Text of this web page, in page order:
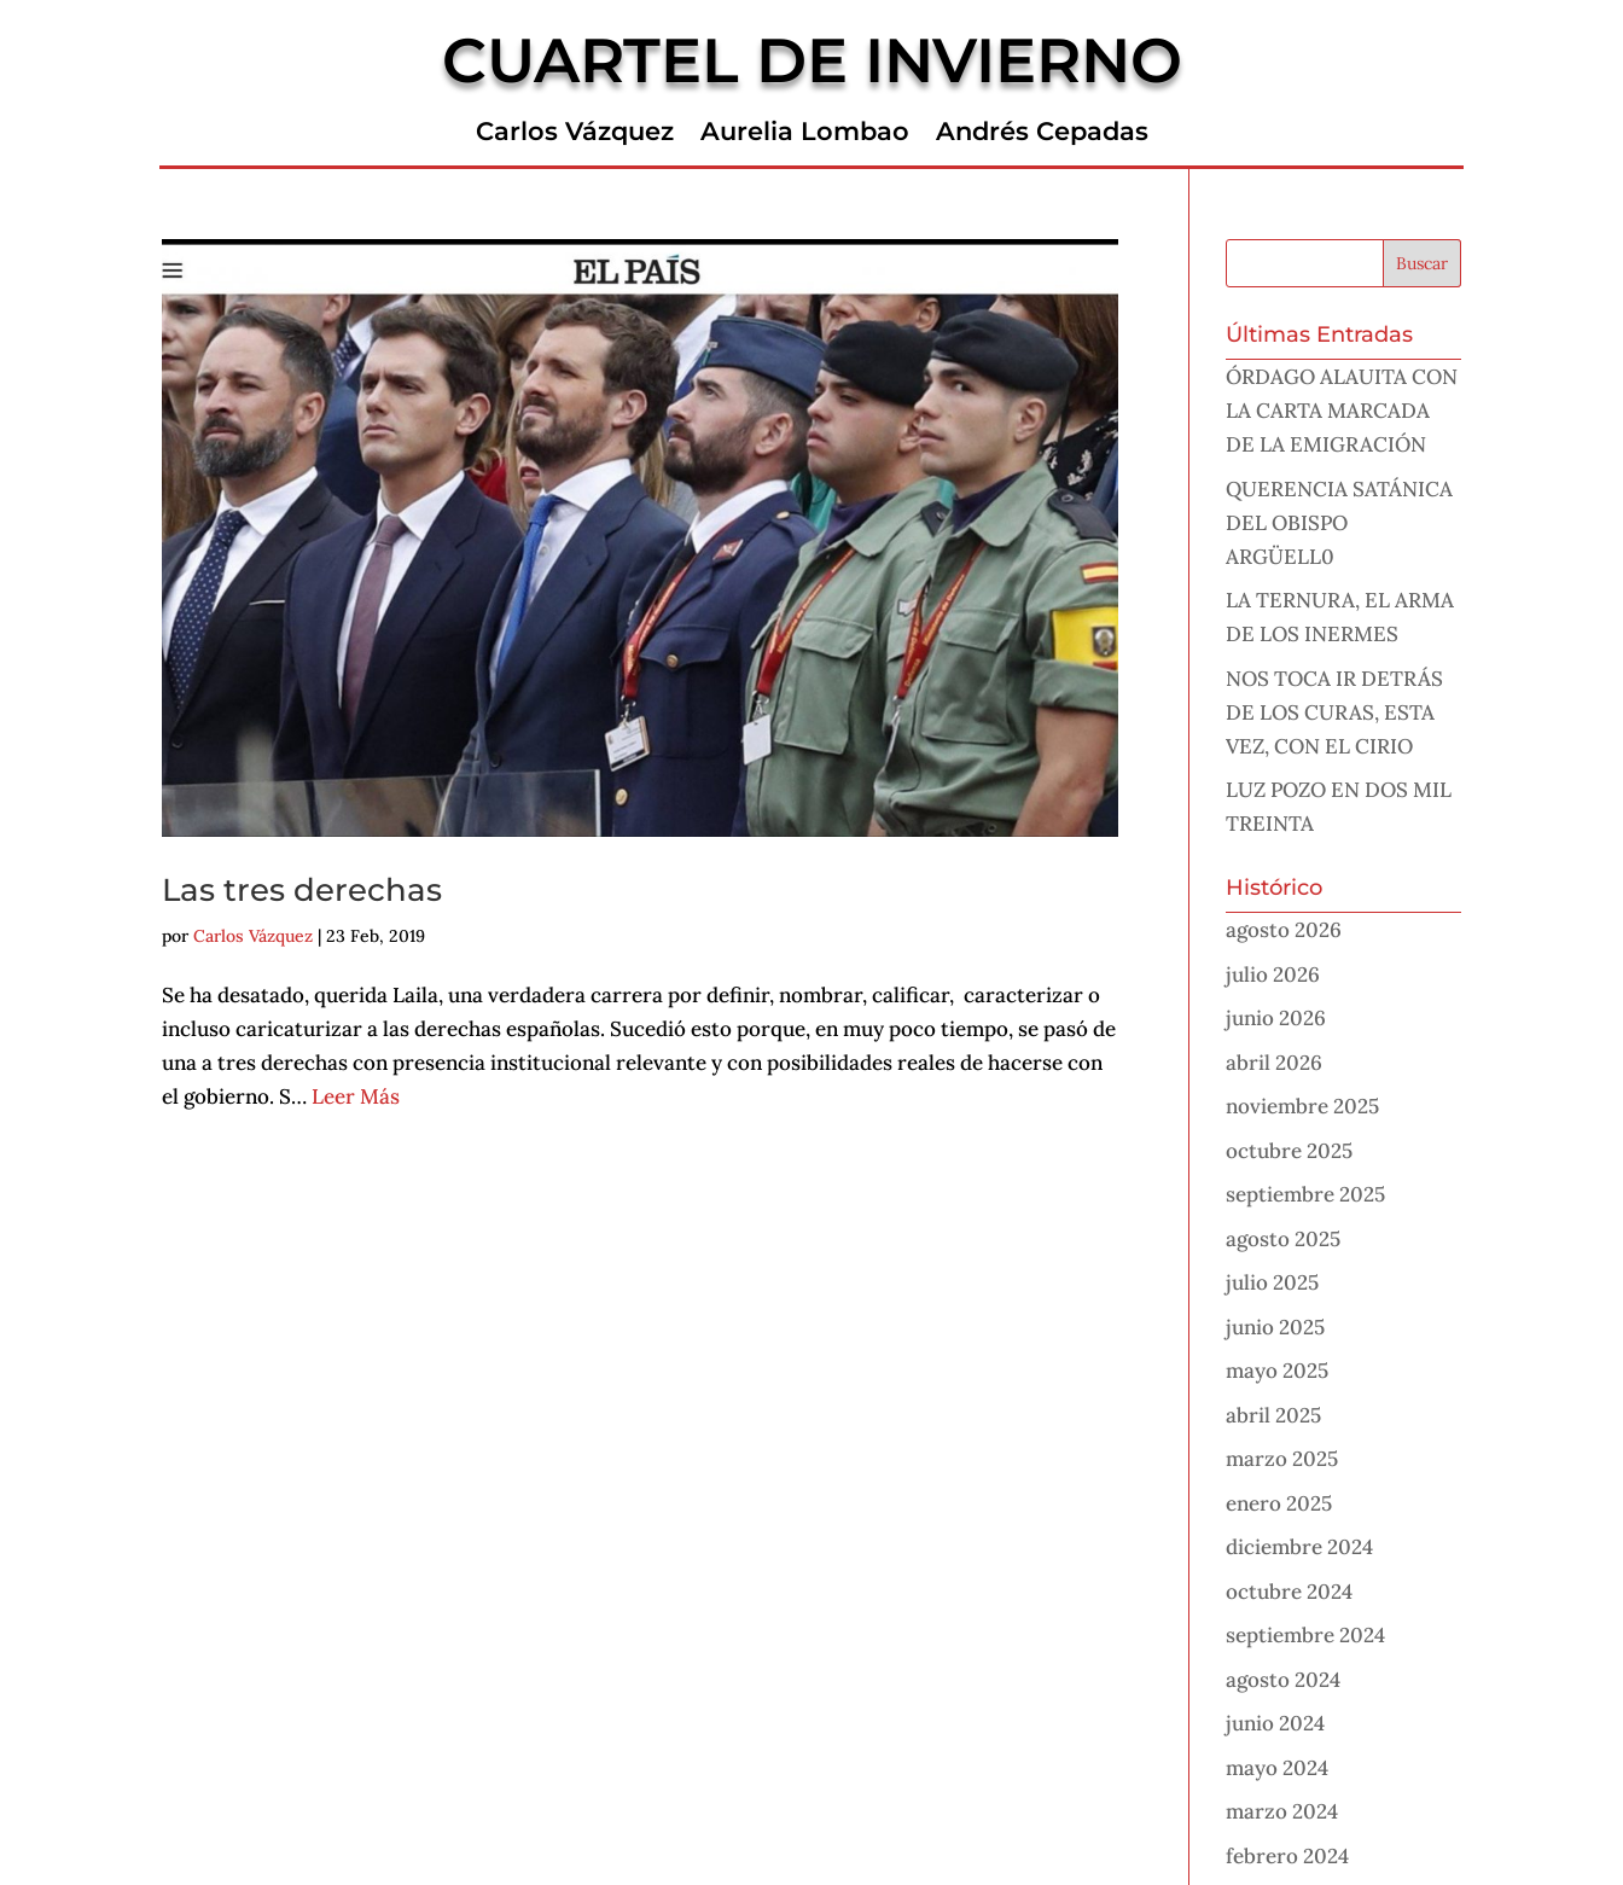
CUARTEL DE INVIERNO
Carlos Vázquez Aurelia Lombao Andrés Cepadas
Las tres derechas
porCarlos Vázquez |23 Feb, 2019
Se ha desatado, querida Laila, una verdadera carrera por definir, nombrar, calificar, caracterizar o
incluso caricaturizar a las derechas españolas. Sucedió esto porque, en muy poco tiempo, se pasó de
una a tres derechas con presencia institucional relevante y con posibilidades reales de hacerse con
el gobierno. S… Leer Más
Últimas Entradas
ÓRDAGO ALAUITA CON
LA CARTA MARCADA
DE LA EMIGRACIÓN
QUERENCIA SATÁNICA
DEL OBISPO
ARGÜELL0
LA TERNURA, EL ARMA
DE LOS INERMES
NOS TOCA IR DETRÁS
DE LOS CURAS, ESTA
VEZ, CON EL CIRIO
LUZ POZO EN DOS MIL
TREINTA
Histórico
agosto 2026
julio 2026
junio 2026
abril 2026
noviembre 2025
octubre 2025
septiembre 2025
agosto 2025
julio 2025
junio 2025
mayo 2025
abril 2025
marzo 2025
enero 2025
diciembre 2024
octubre 2024
septiembre 2024
agosto 2024
junio 2024
mayo 2024
marzo 2024
febrero 2024